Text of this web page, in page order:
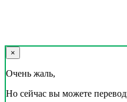
×
Очень жаль,
Но сейчас вы можете